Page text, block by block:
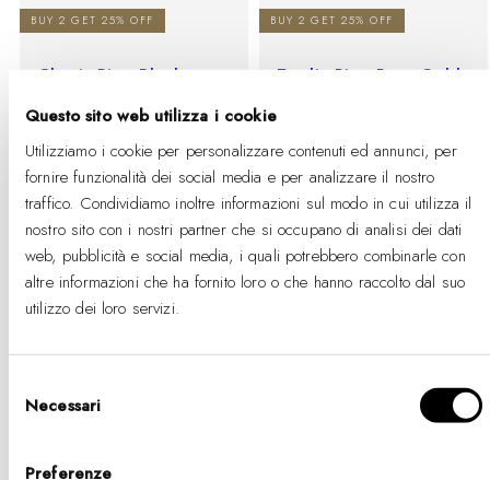
Questo sito web utilizza i cookie
Utilizziamo i cookie per personalizzare contenuti ed annunci, per
fornire funzionalità dei social media e per analizzare il nostro
traffico. Condividiamo inoltre informazioni sul modo in cui utilizza il
nostro sito con i nostri partner che si occupano di analisi dei dati
web, pubblicità e social media, i quali potrebbero combinarle con
altre informazioni che ha fornito loro o che hanno raccolto dal suo
utilizzo dei loro servizi.
delNecessari
Preferenze
BUY 2 GET 25% OFF
Classic Ring Black
-
%
Prezzo
di
listino
€45
BUY 2 GET 25% OFF
Emalie Ring Rose Gold
-
%
Prezzo
di
Continue Browsing